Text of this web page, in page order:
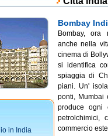
in India
Bombay
Bombay, ora
anche nella
cinema di
si identifica
spiaggia di
piani. Un'
ponti, Mumbai
produce ogni
petrolchimici,
commercio